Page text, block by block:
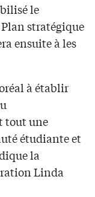
le
stratégique
ensuite à les
à établir
tout une
étudiante et
la
Linda